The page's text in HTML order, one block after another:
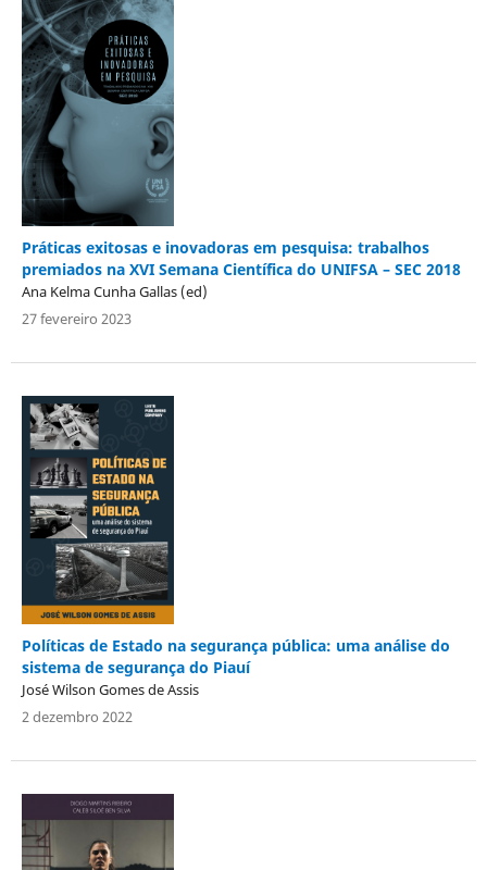
Práticas exitosas e inovadoras em pesquisa: trabalhos
premiados na XVI Semana Científica do UNIFSA – SEC 2018
Ana Kelma Cunha Gallas (ed)
27 fevereiro 2023
Políticas de Estado na segurança pública: uma análise do
sistema de segurança do Piauí
José Wilson Gomes de Assis
2 dezembro 2022